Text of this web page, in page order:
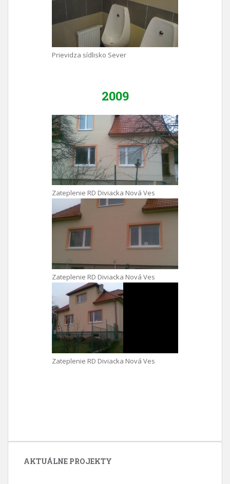
Prievidza sídlisko Sever
2009
Zateplenie RD Diviacka Nová Ves
Zateplenie RD Diviacka Nová Ves
Zateplenie RD Diviacka Nová Ves
AKTUÁLNE PROJEKTY